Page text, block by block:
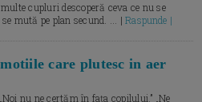
cupluri descoperă ceva ce nu se
se mută pe plan secund. ... |Raspunde |
care plutesc in aer
nu ne certăm în fața copilului.” „Ne